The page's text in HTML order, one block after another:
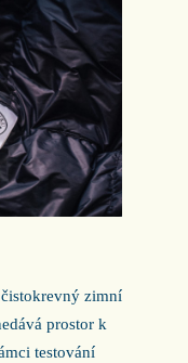
zimní
prostor k
testování